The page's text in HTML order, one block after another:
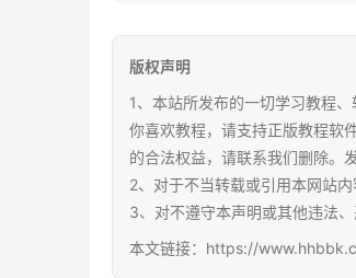
版权声明
1、本站所发布的一切学习教程
你喜欢教程，请支持正版教程软
的合法权益，请联系我们删除。
2、对于不当转载或引用本网站
3、对不遵守本声明或其他违法
本文链接：https://